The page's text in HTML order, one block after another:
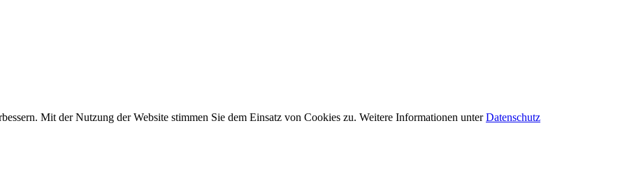
Mit der Nutzung der Website stimmen Sie dem Einsatz von Cookies zu. Weitere Informationen unterDatenschutz